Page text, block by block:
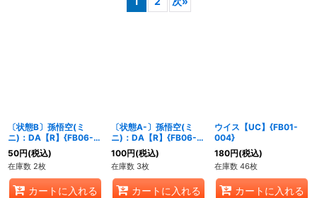
〔状態B〕孫悟空(ミ
ニ)：DA【R】{FB06-
018}
50円(税込)
在庫数 2枚
カートに入れる
〔状態A-〕孫悟空(ミ
ニ)：DA【R】{FB06-
018}
100円(税込)
在庫数 3枚
カートに入れる
ウイス【UC】{FB01-
004}
180円(税込)
在庫数 46枚
カートに入れる